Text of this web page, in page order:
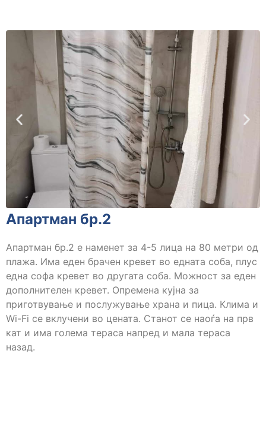
Апартман бр.2
Апартман бр.2 е наменет за 4-5 лица на 80 метри од
плажа. Има еден брачен кревет во едната соба, плус
една софа кревет во другата соба. Можност за еден
дополнителен кревет. Опремена кујна за
приготвување и послужување храна и пица. Клима и
Wi-Fi се вклучени во цената. Станот се наоѓа на прв
кат и има голема тераса напред и мала тераса
назад.